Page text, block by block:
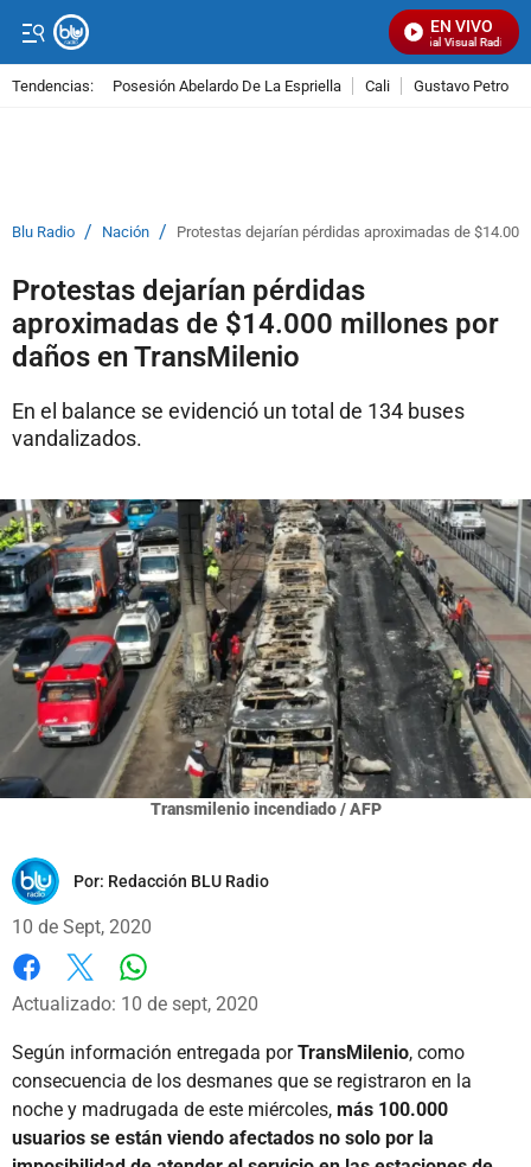
EN VIVO
Señal Visual Radio
Tendencias: Posesión Abelardo De La Espriella Cali Gustavo Petro
Blu Radio / Nación / Protestas dejarían pérdidas aproximadas de
Protestas dejarían pérdidas
aproximadas de $14.000 millones por
daños en TransMilenio
En el balance se evidenció un total de 134 buses
vandalizados.
Transmilenio incendiado / AFP
Por: Redacción BLU Radio
10 de Sept, 2020
Facebook
X
Actualizado: 10 de sept, 2020
Según información entregada porTransMilenio, como
consecuencia de los desmanes que se registraron en la
noche y madrugada de este miércoles, más 100.000
usuarios se están viendo afectados no solo por la